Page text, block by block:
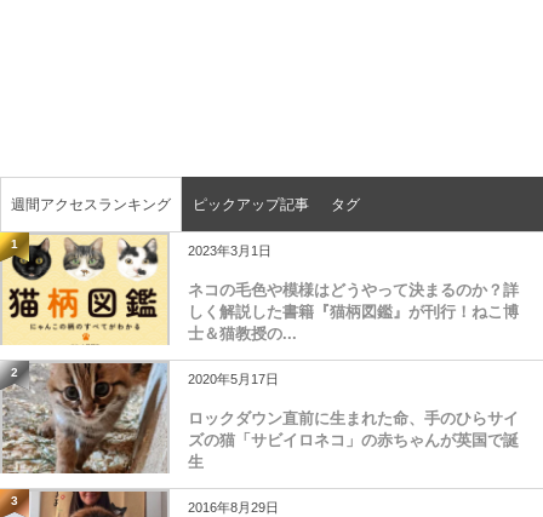
週間アクセスランキング ピックアップ記事 タグ
1 2023年3月1日
ネコの毛色や模様はどうやって決まるのか？詳
しく解説した書籍『猫柄図鑑』が刊行！ねこ博
士＆猫教授の...
2 2020年5月17日
ロックダウン直前に生まれた命、手のひらサイ
ズの猫「サビイロネコ」の赤ちゃんが英国で誕
生
3 2016年8月29日